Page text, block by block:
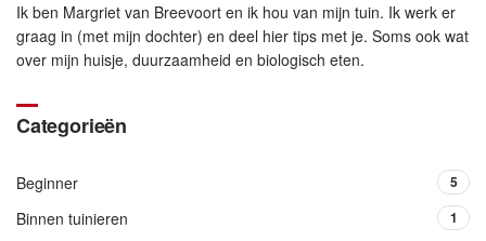
Ik ben Margriet van Breevoort en ik hou van mijn tuin. Ik werk er
graag in (met mijn dochter) en deel hier tips met je. Soms ook wat
over mijn huisje, duurzaamheid en biologisch eten.
Categorieën
Beginner 5
Binnen tuinieren 1